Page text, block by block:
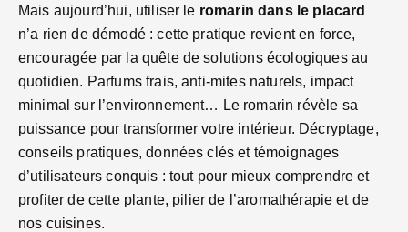
Mais aujourd’hui, utiliser le romarin dans le placard
n’a rien de démodé : cette pratique revient en force,
encouragée par la quête de solutions écologiques au
quotidien. Parfums frais, anti-mites naturels, impact
minimal sur l’environnement… Le romarin révèle sa
puissance pour transformer votre intérieur. Décryptage,
conseils pratiques, données clés et témoignages
d’utilisateurs conquis : tout pour mieux comprendre et
profiter de cette plante, pilier de l’aromathérapie et de
nos cuisines.